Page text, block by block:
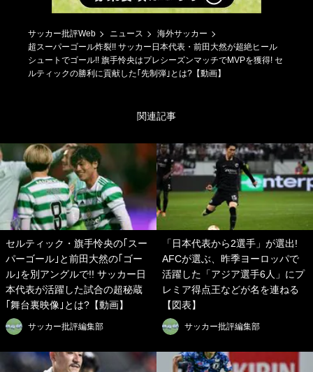
サッカー批評Web ニュース
海外サッカー
超スーパーゴール炸裂!! サッカー日本代表・前田大然が超絶ヒール
シュートでゴール!! 旗手怜央はプレシーズンマッチでMVPを獲得! セ
ルティックの勝利に貢献した｢先制弾｣とは?【動画】
関連記事
セルティック・旗手怜央の｢スー
パーゴール｣と前田大然の｢ゴー
ル｣を別アングルで!! サッカー日
本代表が活躍した試合の超秘蔵
｢舞台裏映像｣とは?【動画】
サッカー批評編集部
「日本代表から2選手」が選出!
AFCが選ぶ、昨季ヨーロッパで
活躍した「アジア選手6人」にプ
レミア得点王などが名を連ねる
【図表】
サッカー批評編集部